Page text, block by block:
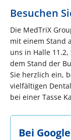
Besuchen
Die MedTriX
mit einem Stand
uns in Halle
dem Stand der
Sie herzlich ein,
vielfältigen
bei einer Tasse
Bei